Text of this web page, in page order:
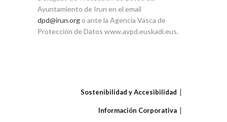
Ayuntamiento de Irun en el email
dpd@irun.org o ante la Agencia Vasca de
Protección de Datos www.avpd.euskadi.eus.
Sostenibilidad y Accesibilidad
Información Corporativa